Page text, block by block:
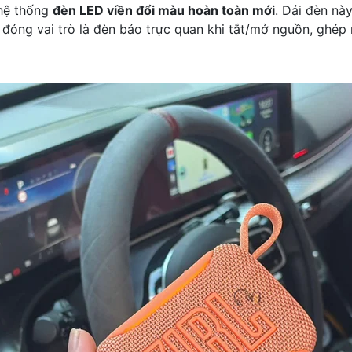
thống đèn LED viền đổi màu hoàn toàn mới. Dải đèn
vai trò là đèn báo trực quan khi tắt/mở nguồn,